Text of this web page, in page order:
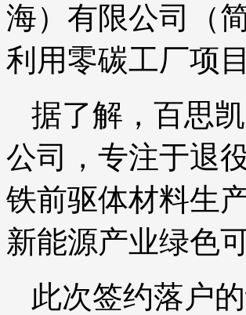
海）有限公司（
利用零碳工厂项
据了解，百思
公司，专注于退
铁前驱体材料生
新能源产业绿色
此次签约落户